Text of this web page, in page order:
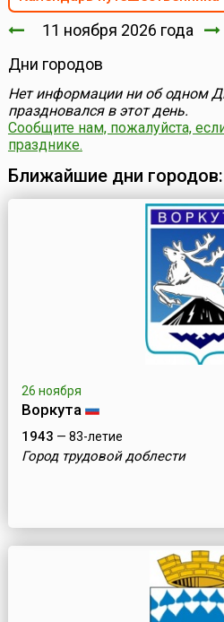
11 ноября 2026 года
Дни городов
Нет информации ни об одном
праздновался в этот день.
Сообщите нам, пожалуйста,
празднике.
Ближайшие дни городов:
26 ноября
Воркута
1943 — 83-летие
Город трудовой доблести